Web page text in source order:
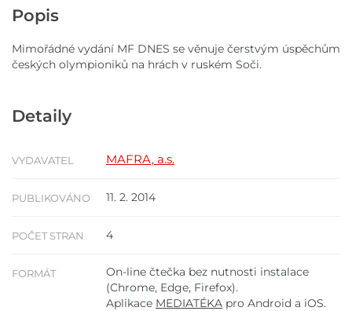
Popis
Mimořádné vydání MF DNES se věnuje čerstvým úspěchům
českých olympioniků na hrách v ruském Soči.
Detaily
VYDAVATEL MAFRA, a.s.
PUBLIKOVÁNO 11. 2. 2014
POČET STRAN 4
FORMÁT
On-line čtečka bez nutnosti instalace
(Chrome, Edge, Firefox).
Aplikace MEDIATÉKA pro Android a iOS.